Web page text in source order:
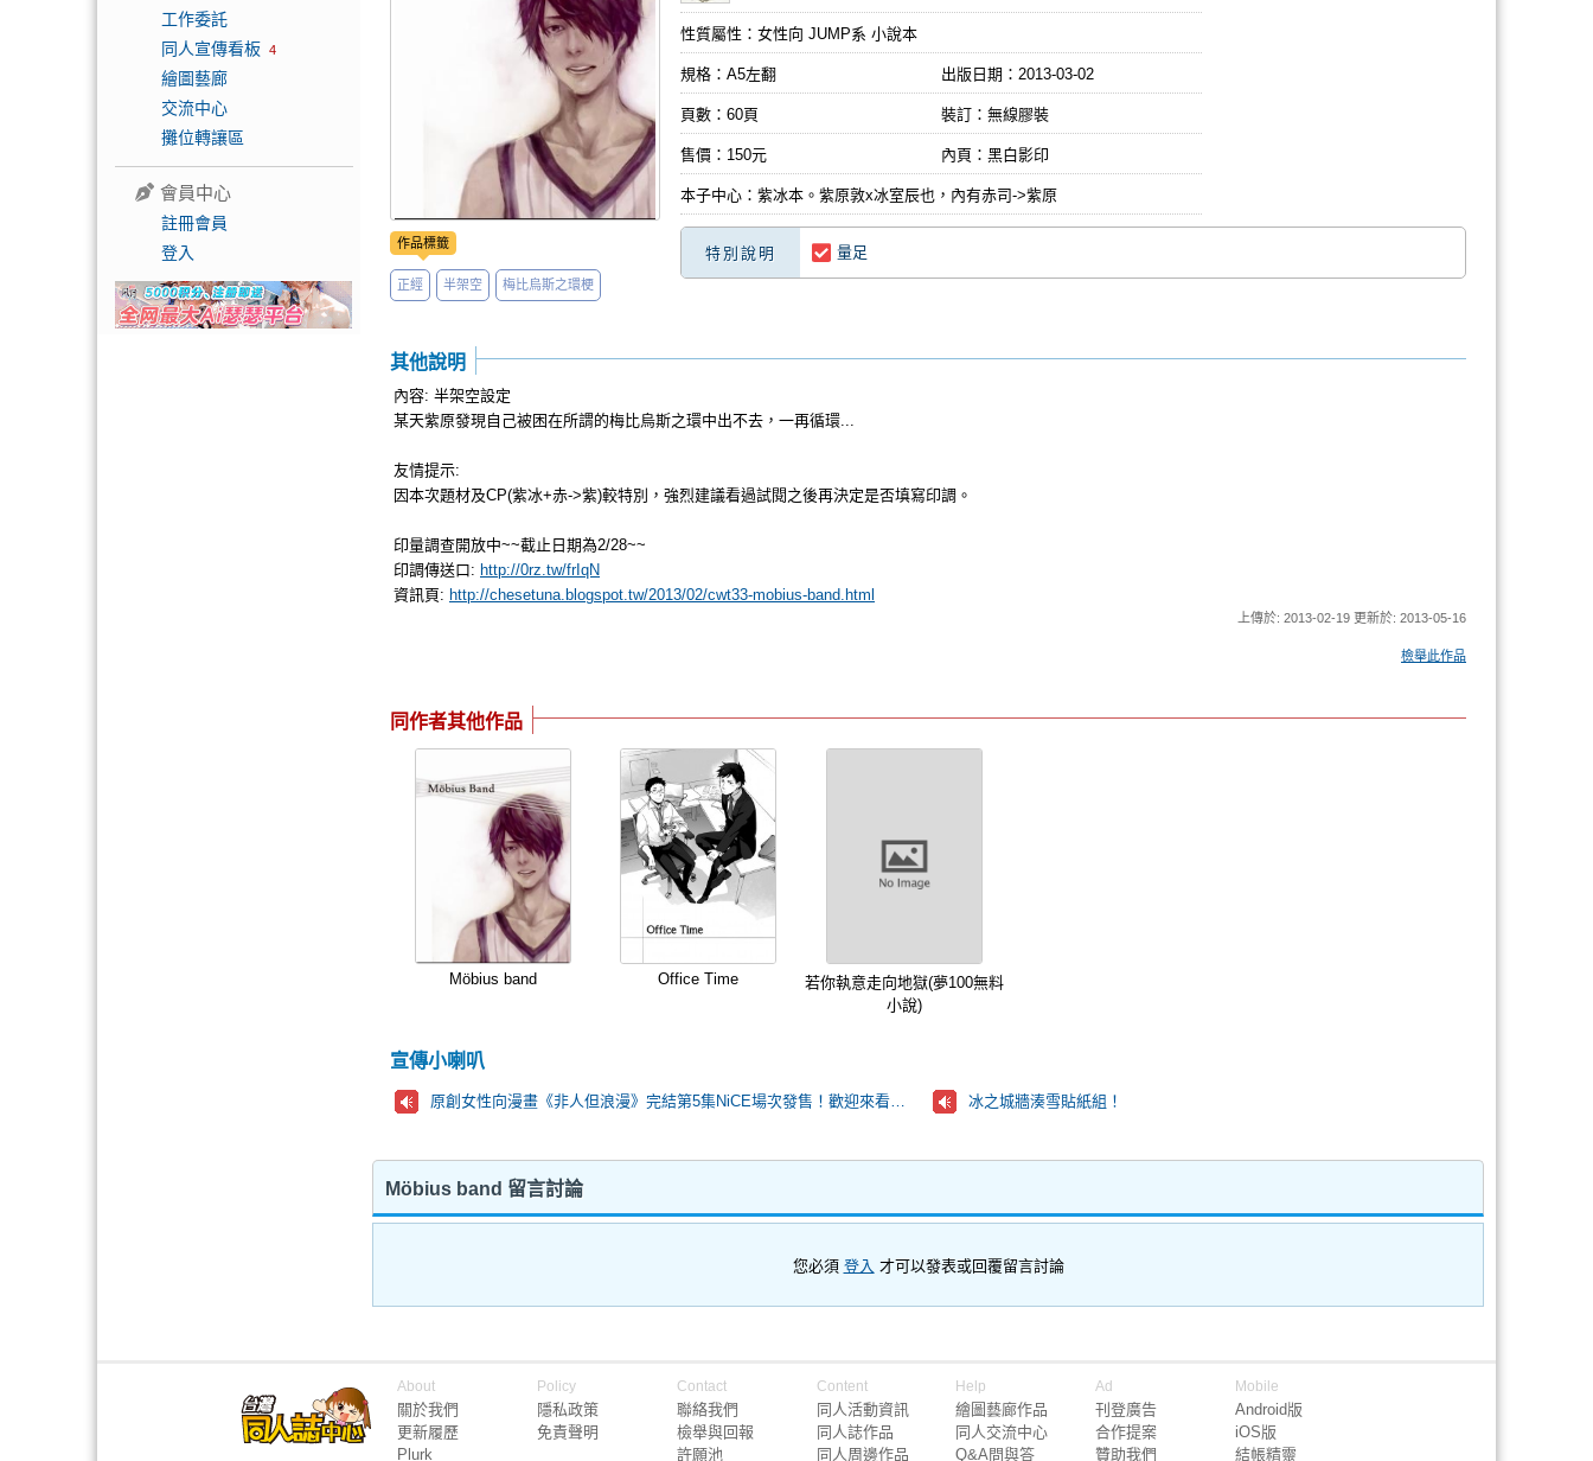
工作委託
同人宣傳看板 4
繪圖藝廊
交流中心
攤位轉讓區
會員中心
註冊會員
登入
作品標籤
正經 半架空 梅比烏斯之環梗
性質屬性：女性向 JUMP系 小說本
規格：A5左翻 出版日期： 2013-03-02
頁數：60頁 裝訂：無線膠裝
售價：150元 內頁：黑白影印
本子中心：紫冰本。紫原敦x冰室辰也，內有赤司->紫原
特別說明 量足
其他說明
內容: 半架空設定
某天紫原發現自己被困在所謂的梅比烏斯之環中出不去，一再循環...
友情提示:
因本次題材及CP(紫冰+赤->紫)較特別，強烈建議看過試閱之後再決定是否填寫印調。
印量調查開放中~~截止日期為2/28~~
印調傳送口: http://0rz.tw/frIqN
資訊頁: http://chesetuna.blogspot.tw/2013/02/cwt33-mobius-band.html
上傳於: 2013-02-19 更新於: 2013-05-16
檢舉此作品
同作者其他作品
Möbius band Office Time
若你執意走向地獄(夢100無料
小說)
宣傳小喇叭
原創女性向漫畫《非人但浪漫》完結第5集NiCE場次發售！歡迎來看看！ 冰之城牆湊雪貼紙組！
Möbius band 留言討論
您必須 登入 才可以發表或回覆留言討論
About
關於我們
更新履歷
Plurk
Policy
隱私政策
免責聲明
Contact
聯絡我們
檢舉與回報
許願池
Content
同人活動資訊
同人誌作品
同人周邊作品
Help
繪圖藝廊作品
同人交流中心
Q&A問與答
Ad
刊登廣告
合作提案
贊助我們
Mobile
Android版
iOS版
結帳精靈